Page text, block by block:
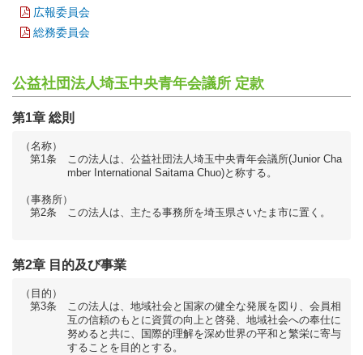
広報委員会
総務委員会
公益社団法人埼玉中央青年会議所 定款
第1章 総則
（名称）
第1条
この法人は、公益社団法人埼玉中央青年会議所(Junior Cha
mber International Saitama Chuo)と称する。
（事務所）
第2条
この法人は、主たる事務所を埼玉県さいたま市に置く。
第2章 目的及び事業
（目的）
第3条
この法人は、地域社会と国家の健全な発展を図り、会員相
互の信頼のもとに資質の向上と啓発、地域社会への奉仕に
努めると共に、国際的理解を深め世界の平和と繁栄に寄与
することを目的とする。